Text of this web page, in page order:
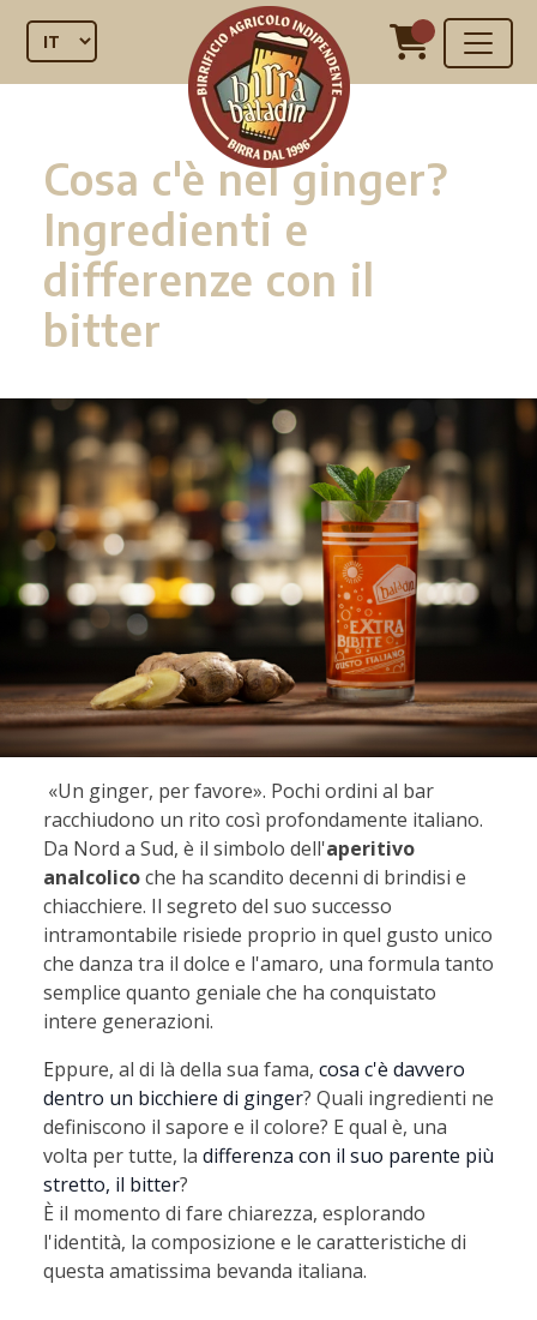
Cosa c'è nel ginger?
Ingredienti e
differenze con il
bitter
«Un ginger, per favore». Pochi ordini al bar
racchiudono un rito così profondamente italiano.
Da Nord a Sud, è il simbolo dell'aperitivo
analcolicoche ha scandito decenni di brindisi e
chiacchiere. Il segreto del suo successo
intramontabile risiede proprio in quel gusto unico
che danza tra il dolce e l'amaro, una formula tanto
semplice quanto geniale che ha conquistato
intere generazioni.
Eppure, al di là della sua fama, cosa c'è davvero
dentro un bicchiere di ginger? Quali ingredienti ne
definiscono il sapore e il colore? E qual è, una
volta per tutte, la differenza con il suo parente più
stretto, il bitter?
È il momento di fare chiarezza, esplorando
l'identità, la composizione e le caratteristiche di
questa amatissima bevanda italiana.